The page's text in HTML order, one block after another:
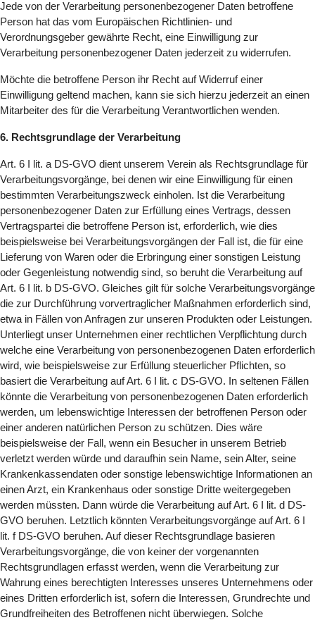
Jede von der Verarbeitung personenbezogener Daten betroffene
Person hat das vom Europäischen Richtlinien- und
Verordnungsgeber gewährte Recht, eine Einwilligung zur
Verarbeitung personenbezogener Daten jederzeit zu widerrufen.
Möchte die betroffene Person ihr Recht auf Widerruf einer
Einwilligung geltend machen, kann sie sich hierzu jederzeit an einen
Mitarbeiter des für die Verarbeitung Verantwortlichen wenden.
6. Rechtsgrundlage der Verarbeitung
Art. 6 I lit. a DS-GVO dient unserem Verein als Rechtsgrundlage für
Verarbeitungsvorgänge, bei denen wir eine Einwilligung für einen
bestimmten Verarbeitungszweck einholen. Ist die Verarbeitung
personenbezogener Daten zur Erfüllung eines Vertrags, dessen
Vertragspartei die betroffene Person ist, erforderlich, wie dies
beispielsweise bei Verarbeitungsvorgängen der Fall ist, die für eine
Lieferung von Waren oder die Erbringung einer sonstigen Leistung
oder Gegenleistung notwendig sind, so beruht die Verarbeitung auf
Art. 6 I lit. b DS-GVO. Gleiches gilt für solche Verarbeitungsvorgänge
die zur Durchführung vorvertraglicher Maßnahmen erforderlich sind,
etwa in Fällen von Anfragen zur unseren Produkten oder Leistungen.
Unterliegt unser Unternehmen einer rechtlichen Verpflichtung durch
welche eine Verarbeitung von personenbezogenen Daten erforderlich
wird, wie beispielsweise zur Erfüllung steuerlicher Pflichten, so
basiert die Verarbeitung auf Art. 6 I lit. c DS-GVO. In seltenen Fällen
könnte die Verarbeitung von personenbezogenen Daten erforderlich
werden, um lebenswichtige Interessen der betroffenen Person oder
einer anderen natürlichen Person zu schützen. Dies wäre
beispielsweise der Fall, wenn ein Besucher in unserem Betrieb
verletzt werden würde und daraufhin sein Name, sein Alter, seine
Krankenkassendaten oder sonstige lebenswichtige Informationen an
einen Arzt, ein Krankenhaus oder sonstige Dritte weitergegeben
werden müssten. Dann würde die Verarbeitung auf Art. 6 I lit. d DS-
GVO beruhen. Letztlich könnten Verarbeitungsvorgänge auf Art. 6 I
lit. f DS-GVO beruhen. Auf dieser Rechtsgrundlage basieren
Verarbeitungsvorgänge, die von keiner der vorgenannten
Rechtsgrundlagen erfasst werden, wenn die Verarbeitung zur
Wahrung eines berechtigten Interesses unseres Unternehmens oder
eines Dritten erforderlich ist, sofern die Interessen, Grundrechte und
Grundfreiheiten des Betroffenen nicht überwiegen. Solche